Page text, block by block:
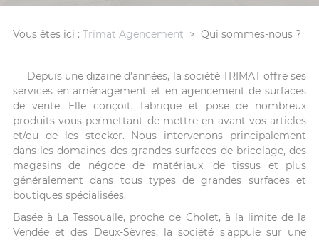
Vous êtes ici : Trimat Agencement > Qui sommes-nous ?
Depuis une dizaine d'années, la société TRIMAT offre ses
services en aménagement et en agencement de surfaces
de vente. Elle conçoit, fabrique et pose de nombreux
produits vous permettant de mettre en avant vos articles
et/ou de les stocker. Nous intervenons principalement
dans les domaines des grandes surfaces de bricolage, des
magasins de négoce de matériaux, de tissus et plus
généralement dans tous types de grandes surfaces et
boutiques spécialisées.
Basée à La Tessoualle, proche de Cholet, à la limite de la
Vendée et des Deux-Sèvres, la société s'appuie sur une